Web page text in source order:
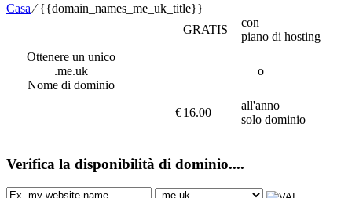
Casa⁄{{domain_names_me_uk_title}}
Ottenere un unico
.me.uk
Nome di dominio
GRATIS
con
piano di hosting
o
€16.00
all'anno
solo dominio
Verifica la disponibilità di dominio....